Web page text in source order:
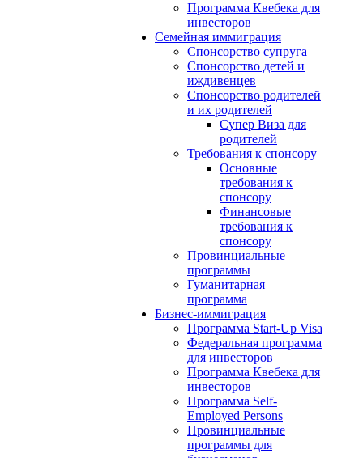
Программа Квебека для
инвесторов
Семейная иммиграция
Спонсорство супруга
Спонсорство детей и
иждивенцев
Спонсорство родителей
и их родителей
Супер Виза для
родителей
Требования к спонсору
Основные
требования к
спонсору
Финансовые
требования к
спонсору
Провинциальные
программы
Гуманитарная
программа
Бизнес-иммиграция
Программа Start-Up Visa
Федеральная программа
для инвесторов
Программа Квебека для
инвесторов
Программа Self-
Employed Persons
Провинциальные
программы для